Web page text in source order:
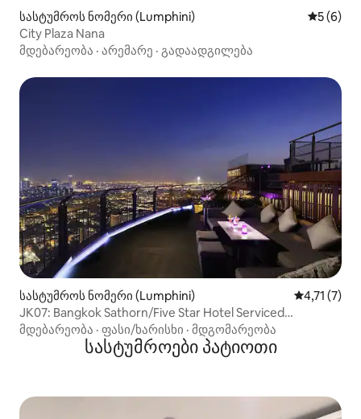
სასტუმროს ნომერი (Lumphini) საშუალო
5 (6)
City Plaza Nana
მდებარეობა · არემარე · გადაადგილება
სასტუმროს ნომერი (Lumphini) საშუალო
4,71 (7)
JK07: Bangkok Sathorn/Five Star Hotel Serviced
Apartment/2Bath/Free Breakfast & Sauna & Pool & Gym &
Kids Game Room
მდებარეობა · ფასი/ხარისხი · მდგომარეობა
სასტუმროები პატიოთი